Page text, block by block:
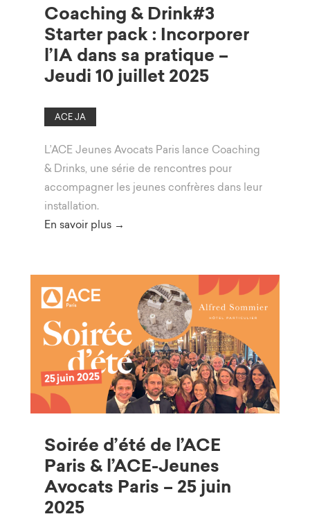
Coaching & Drink#3
Starter pack : Incorporer
l’IA dans sa pratique –
Jeudi 10 juillet 2025
ACE JA
L’ACE Jeunes Avocats Paris lance Coaching
& Drinks, une série de rencontres pour
accompagner les jeunes confrères dans leur
installation.
En savoir plus →
Soirée d’été de l’ACE
Paris & l’ACE-Jeunes
Avocats Paris – 25 juin
2025